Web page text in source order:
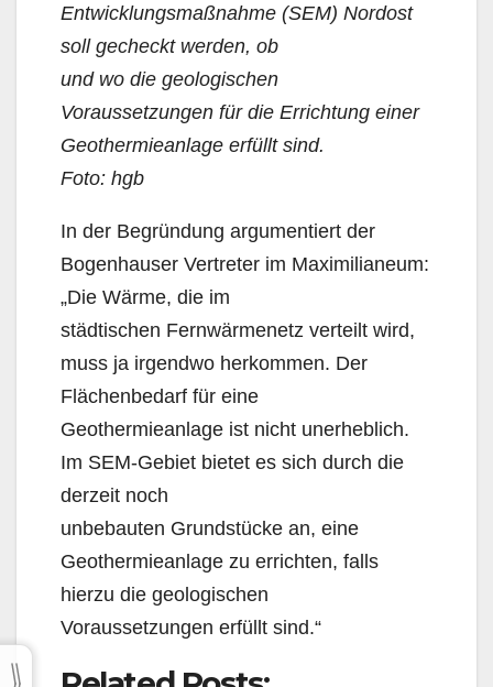
Entwicklungsmaßnahme (SEM) Nordost
soll gecheckt werden, ob
und wo die geologischen
Voraussetzungen für die Errichtung einer
Geothermieanlage erfüllt sind.
Foto: hgb
In der Begründung argumentiert der
Bogenhauser Vertreter im Maximilianeum:
„Die Wärme, die im
städtischen Fernwärmenetz verteilt wird,
muss ja irgendwo herkommen. Der
Flächenbedarf für eine
Geothermieanlage ist nicht unerheblich.
Im SEM-Gebiet bietet es sich durch die
derzeit noch
unbebauten Grundstücke an, eine
Geothermieanlage zu errichten, falls
hierzu die geologischen
Voraussetzungen erfüllt sind.“